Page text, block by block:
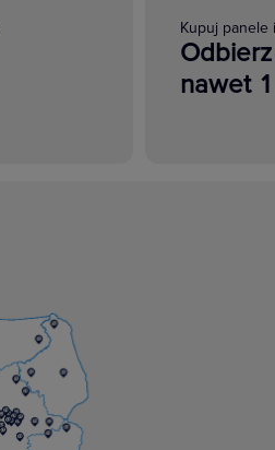
Kupuj panele
nawet